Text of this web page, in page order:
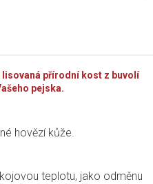
přírodní kost z buvolí
pejska.
hovězí kůže.
teplotu, jako odměnu